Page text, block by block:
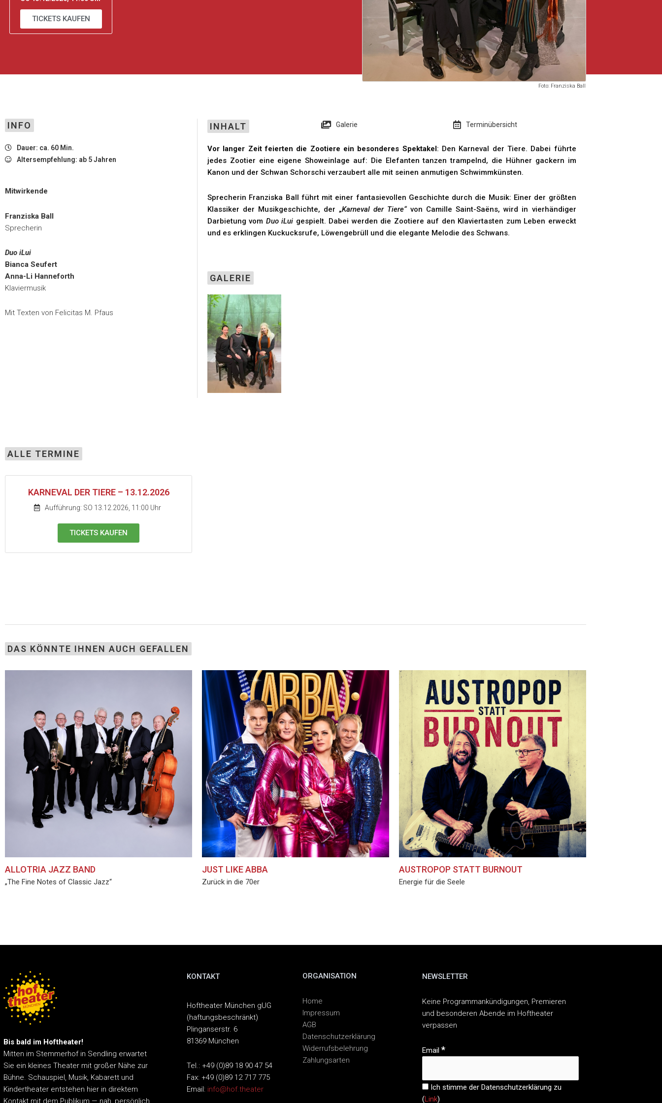
TICKETS KAUFEN
Foto: Franziska Ball
INFO
Dauer: ca. 60 Min.
Altersempfehlung: ab 5 Jahren
Mitwirkende
Franziska Ball
Sprecherin
Duo iLui
Bianca Seufert
Anna-Li Hanneforth
Klaviermusik
Mit Texten von Felicitas M. Pfaus
INHALT Galerie Terminübersicht
Vor langer Zeit feierten die Zootiere ein besonderes Spektakel : Den Karneval der Tiere. Dabei führte
jedes Zootier eine eigene Showeinlage auf: Die Elefanten tanzen trampelnd, die Hühner gackern im
Kanon und der Schwan Schorschi verzaubert alle mit seinen anmutigen Schwimmkünsten.
Sprecherin Franziska Ball führt mit einer fantasievollen Geschichte durch die Musik: Einer der größten
Klassiker der Musikgeschichte, der „Karneval der Tiere“von Camille Saint-Saëns, wird in vierhändiger
Darbietung vom Duo iLui gespielt. Dabei werden die Zootiere auf den Klaviertasten zum Leben erweckt
und es erklingen Kuckucksrufe, Löwengebrüll und die elegante Melodie des Schwans.
GALERIE
ALLE TERMINE
KARNEVAL DER TIERE – 13.12.2026
Aufführung: SO 13.12.2026, 11:00 Uhr
TICKETS KAUFEN
DAS KÖNNTE IHNEN AUCH GEFALLEN
ALLOTRIA JAZZ BAND
„The Fine Notes of Classic Jazz“
JUST LIKE ABBA
Zurück in die 70er
AUSTROPOP STATT BURNOUT
Energie für die Seele
Bis bald im Hoftheater!
Mitten im Stemmerhof in Sendling erwartet
Sie ein kleines Theater mit großer Nähe zur
Bühne. Schauspiel, Musik, Kabarett und
Kindertheater entstehen hier in direktem
Kontakt mit dem Publikum — nah, persönlich
KONTAKT
Hoftheater München gUG
(haftungsbeschränkt)
Plinganserstr. 6
81369 München
Tel.: +49 (0)89 18 90 47 54
Fax: +49 (0)89 12 717 775
Email: info@hof.theater
ORGANISATION
Home
Impressum
AGB
Datenschutzerklärung
Widerrufsbelehrung
Zahlungsarten
NEWSLETTER
Keine Programmankündigungen, Premieren
und besonderen Abende im Hoftheater
verpassen
Email *
Ich stimme der Datenschutzerklärung zu
(Link)